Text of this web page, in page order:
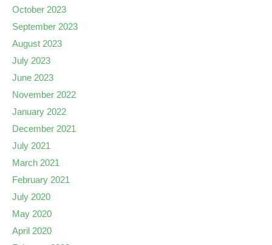
October 2023
September 2023
August 2023
July 2023
June 2023
November 2022
January 2022
December 2021
July 2021
March 2021
February 2021
July 2020
May 2020
April 2020